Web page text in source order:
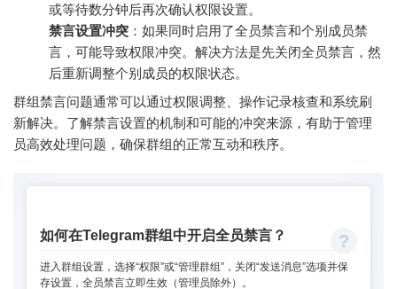
或等待数分钟后再次确认权限设置。
禁言设置冲突 ：如果同时启用了全员禁言和个别成员禁
言，可能导致权限冲突。解决方法是先关闭全员禁言，然
后重新调整个别成员的权限状态。
群组禁言问题通常可以通过权限调整、操作记录核查和系统刷
新解决。了解禁言设置的机制和可能的冲突来源，有助于管理
员高效处理问题，确保群组的正常互动和秩序。
如何在Telegram群组中开启全员禁言？
进入群组设置，选择“权限”或“管理群组”，关闭“发送消息”选项并保
存设置，全员禁言立即生效（管理员除外）。